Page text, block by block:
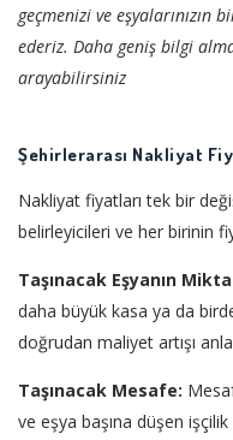
geçmenizi ve eşyalarınızın
ederiz. Daha geniş bilgi
arayabilirsiniz
Şehirlerarası Nakliyat
Nakliyat fiyatları tek bir
belirleyicileri ve her birinin
Taşınacak Eşyanın
daha büyük kasa ya da
doğrudan maliyet artışı
Taşınacak Mesafe:
ve eşya başına düşen